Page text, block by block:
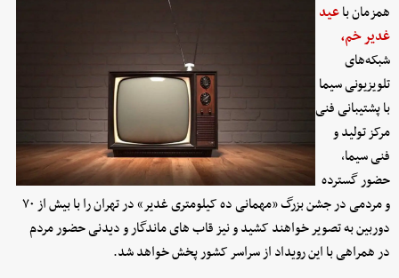
همزمان باعید
غدیر خم،
شبکه‌های
تلویزیونی سیما
با پشتیبانی فنی
مرکز تولید و
فنی سیما،
حضور گسترده
و مردمی در جشن بزرگ «مهمانی ده کیلومتری غدیر» در تهران را با بیش از ۷۰
دوربین به تصویر خواهند کشید و نیز قاب های ماندگار و دیدنی حضور مردم
در همراهی با این رویداد از سراسر کشور پخش خواهد شد.